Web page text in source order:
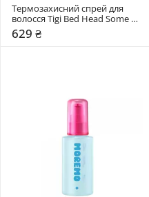
Термозахисний спрей для
волосся Tigi Bed Head Some
Like It Hot
629 ₴